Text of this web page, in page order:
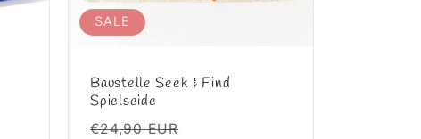
SALE
Baustelle Seek & Find
Spielseide
Normaler
€24,90 EUR